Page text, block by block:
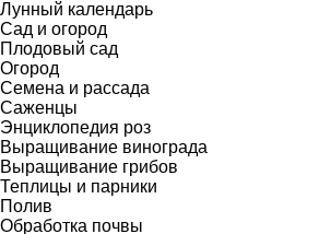
Лунный календарь
Сад и огород
Плодовый сад
Огород
Семена и рассада
Саженцы
Энциклопедия роз
Выращивание винограда
Выращивание грибов
Теплицы и парники
Полив
Обработка почвы